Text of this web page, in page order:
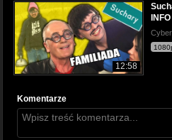
12:58
Komentarze